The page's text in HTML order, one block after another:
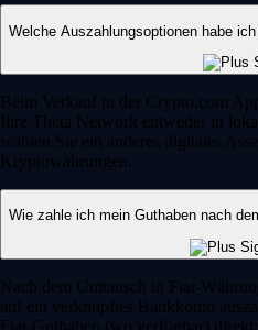
Welche Auszahlungsoptionen habe
Beim Verkauf in der Crypto.com
Ihre Theta Network entweder in
wählen Sie ein anderes digitales
Kryptowährungen.
Wie zahle ich mein Guthaben nach
Nach dem Umtausch in Fiat-
auf ein verknüpftes Bankkonto
Fiat-Guthaben (wo verfügbar)